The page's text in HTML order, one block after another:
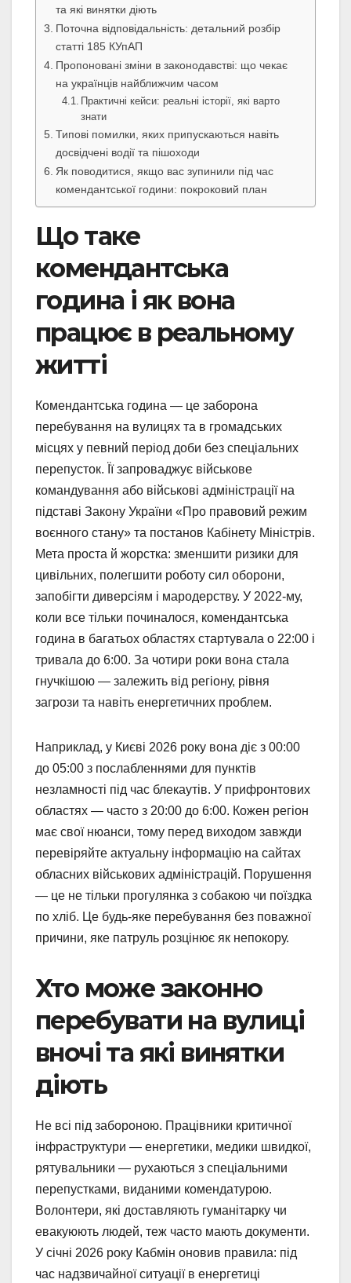
та які винятки діють
Поточна відповідальність: детальний розбір
статті 185 КУпАП
Пропоновані зміни в законодавстві: що чекає
на українців найближчим часом
Практичні кейси: реальні історії, які варто
знати
Типові помилки, яких припускаються навіть
досвідчені водії та пішоходи
Як поводитися, якщо вас зупинили під час
комендантської години: покроковий план
Що таке
комендантська
година і як вона
працює в реальному
житті
Комендантська година — це заборона
перебування на вулицях та в громадських
місцях у певний період доби без спеціальних
перепусток. Її запроваджує військове
командування або військові адміністрації на
підставі Закону України «Про правовий режим
воєнного стану» та постанов Кабінету Міністрів.
Мета проста й жорстка: зменшити ризики для
цивільних, полегшити роботу сил оборони,
запобігти диверсіям і мародерству. У 2022-му,
коли все тільки починалося, комендантська
година в багатьох областях стартувала о 22:00 і
тривала до 6:00. За чотири роки вона стала
гнучкішою — залежить від регіону, рівня
загрози та навіть енергетичних проблем.
Наприклад, у Києві 2026 року вона діє з 00:00
до 05:00 з послабленнями для пунктів
незламності під час блекаутів. У прифронтових
областях — часто з 20:00 до 6:00. Кожен регіон
має свої нюанси, тому перед виходом завжди
перевіряйте актуальну інформацію на сайтах
обласних військових адміністрацій. Порушення
— це не тільки прогулянка з собакою чи поїздка
по хліб. Це будь-яке перебування без поважної
причини, яке патруль розцінює як непокору.
Хто може законно
перебувати на вулиці
вночі та які винятки
діють
Не всі під забороною. Працівники критичної
інфраструктури — енергетики, медики швидкої,
рятувальники — рухаються з спеціальними
перепустками, виданими комендатурою.
Волонтери, які доставляють гуманітарку чи
евакуюють людей, теж часто мають документи.
У січні 2026 року Кабмін оновив правила: під
час надзвичайної ситуації в енергетиці